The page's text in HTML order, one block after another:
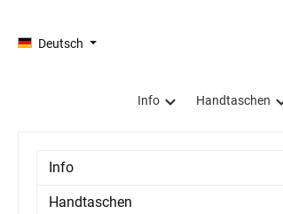
Deutsch
Info Handtaschen
Info
Handtaschen